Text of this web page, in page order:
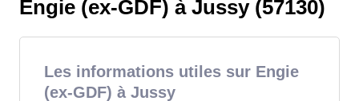
Engie (ex-GDF) à Jussy (57130)
Les informations utiles sur Engie
(ex-GDF) à Jussy